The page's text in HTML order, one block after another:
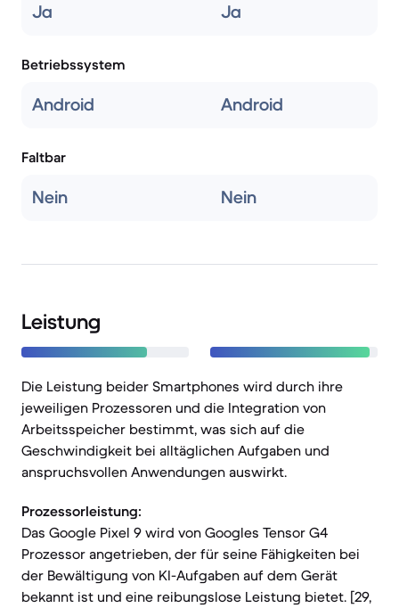
Ja Ja
Betriebssystem
Android Android
Faltbar
Nein Nein
Leistung
Die Leistung beider Smartphones wird durch ihre
jeweiligen Prozessoren und die Integration von
Arbeitsspeicher bestimmt, was sich auf die
Geschwindigkeit bei alltäglichen Aufgaben und
anspruchsvollen Anwendungen auswirkt.
Prozessorleistung:
Das Google Pixel 9 wird von Googles Tensor G4
Prozessor angetrieben, der für seine Fähigkeiten bei
der Bewältigung von KI-Aufgaben auf dem Gerät
bekannt ist und eine reibungslose Leistung bietet. [29,